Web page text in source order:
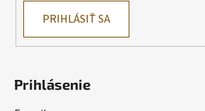
PRIHLÁSIŤ SA
Prihlásenie